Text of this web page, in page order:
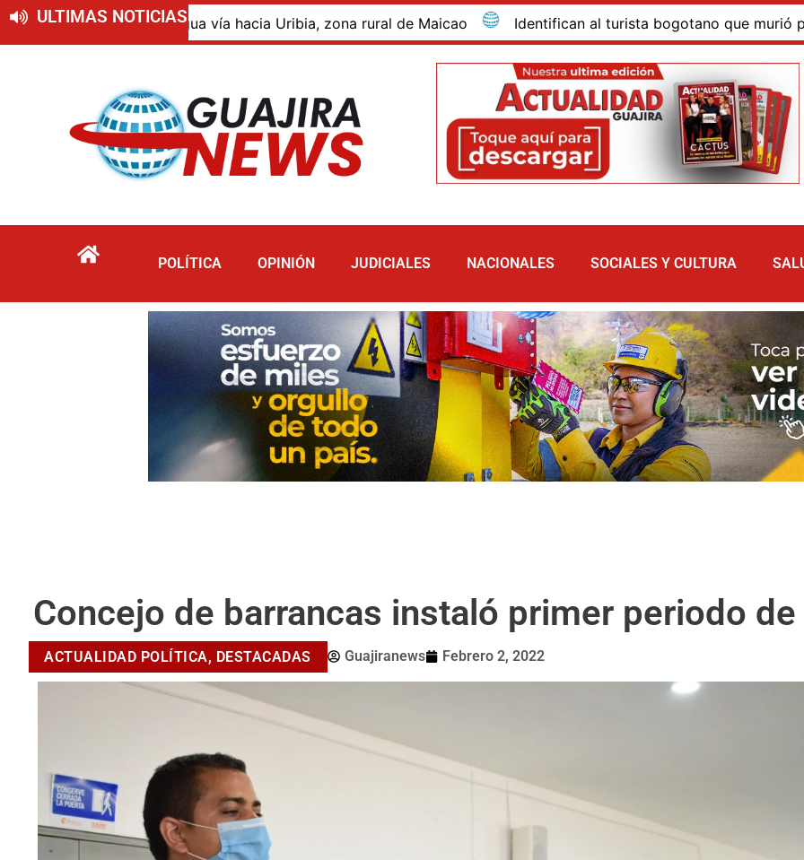
ULTIMAS NOTICIAS
antigua vía hacia Uribia, zona rural de Maicao Identifican al turista bogotano que murió por inmersión en
POLÍTICA OPINIÓN JUDICIALES NACIONALES SOCIALES Y CULTURA
Concejo de barrancas instaló primer periodo
ACTUALIDAD POLÍTICA, DESTACADAS Guajiranews Febrero 2, 2022